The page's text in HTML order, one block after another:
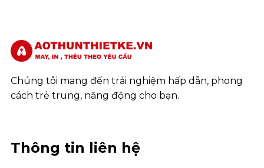
Chúng tôi mang đến trải nghiệm hấp dẫn, phong
cách trẻ trung, năng động cho bạn.
Thông tin liên hệ